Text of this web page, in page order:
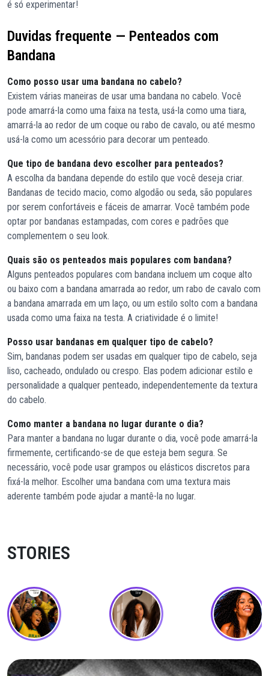
é só experimentar!
Duvidas frequente — Penteados com
Bandana
Como posso usar uma bandana no cabelo?
Existem várias maneiras de usar uma bandana no cabelo. Você
pode amarrá-la como uma faixa na testa, usá-la como uma tiara,
amarrá-la ao redor de um coque ou rabo de cavalo, ou até mesmo
usá-la como um acessório para decorar um penteado.
Que tipo de bandana devo escolher para penteados?
A escolha da bandana depende do estilo que você deseja criar.
Bandanas de tecido macio, como algodão ou seda, são populares
por serem confortáveis e fáceis de amarrar. Você também pode
optar por bandanas estampadas, com cores e padrões que
complementem o seu look.
Quais são os penteados mais populares com bandana?
Alguns penteados populares com bandana incluem um coque alto
ou baixo com a bandana amarrada ao redor, um rabo de cavalo com
a bandana amarrada em um laço, ou um estilo solto com a bandana
usada como uma faixa na testa. A criatividade é o limite!
Posso usar bandanas em qualquer tipo de cabelo?
Sim, bandanas podem ser usadas em qualquer tipo de cabelo, seja
liso, cacheado, ondulado ou crespo. Elas podem adicionar estilo e
personalidade a qualquer penteado, independentemente da textura
do cabelo.
Como manter a bandana no lugar durante o dia?
Para manter a bandana no lugar durante o dia, você pode amarrá-la
firmemente, certificando-se de que esteja bem segura. Se
necessário, você pode usar grampos ou elásticos discretos para
fixá-la melhor. Escolher uma bandana com uma textura mais
aderente também pode ajudar a mantê-la no lugar.
STORIES